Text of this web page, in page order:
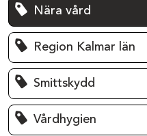
Nära vård
Region Kalmar län
Smittskydd
Vårdhygien